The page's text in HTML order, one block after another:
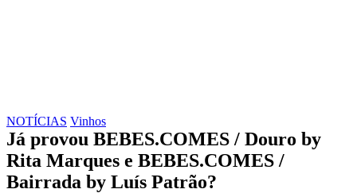
NOTÍCIAS Vinhos
Já provou BEBES.COMES / Douro by
Rita Marques e BEBES.COMES /
Bairrada by Luís Patrão?